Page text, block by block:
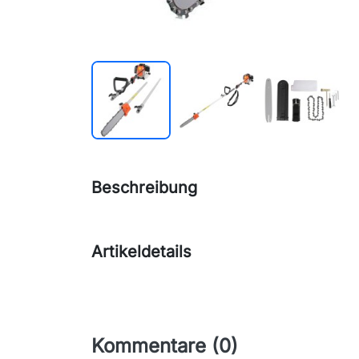
Beschreibung
Artikeldetails
Kommentare (0)